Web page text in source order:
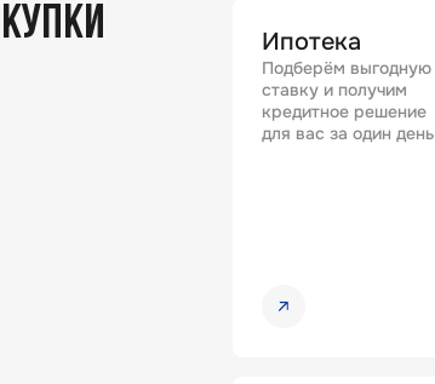
Ипотека
Подберём выгодную
ставку и получим
кредитное решение
для вас за один день